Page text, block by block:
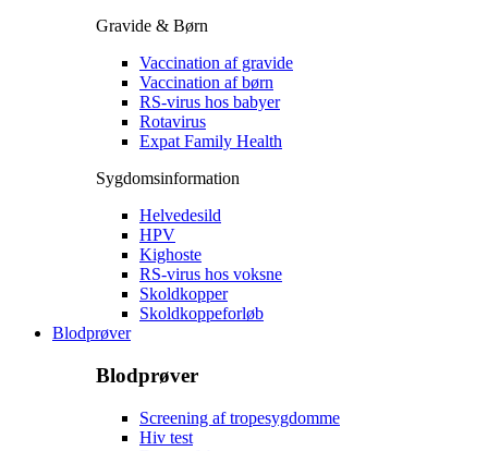
Gravide & Børn
Vaccination af gravide
Vaccination af børn
RS-virus hos babyer
Rotavirus
Expat Family Health
Sygdomsinformation
Helvedesild
HPV
Kighoste
RS-virus hos voksne
Skoldkopper
Skoldkoppeforløb
Blodprøver
Blodprøver
Screening af tropesygdomme
Hiv test